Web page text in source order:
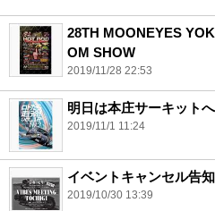
28TH MOONEYES
OM SHOW
2019/11/28 22:53
明日は本庄サーキットへ
2019/11/1 11:24
イベントキャンセル告
2019/10/30 13:39